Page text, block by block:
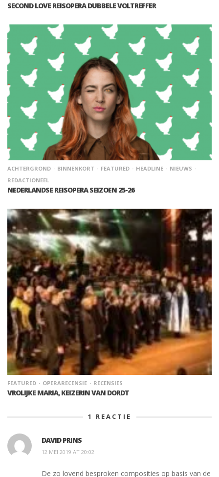
SECOND LOVE REISOPERA DUBBELE VOLTREFFER
ACHTERGROND BINNENKORT FEATURED HEADLINE
NIEUWS
REDACTIONEEL
NEDERLANDSE REISOPERA SEIZOEN 25-26
FEATURED OPERARECENSIE RECENSIES
VROLIJKE MARIA, KEIZERIN VAN DORDT
1 REACTIE
DAVID PRINS
12 MEI 2019 AT 20:02
De zo lovend besproken composities op basis van de